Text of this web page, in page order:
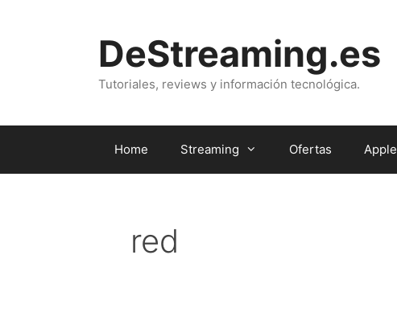
DeStreaming.es
Tutoriales, reviews y información tecnológica.
Home Streaming Ofertas Apple
red